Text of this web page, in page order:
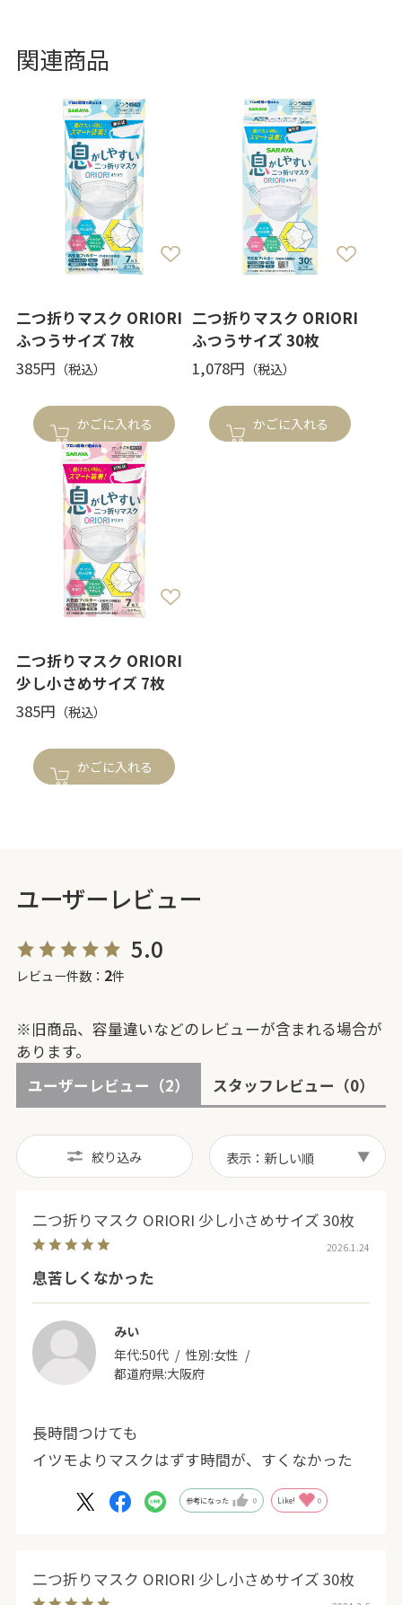
関連商品
二つ折りマスク ORIORI
ふつうサイズ 7枚
385円
かごに入れる
二つ折りマスク ORIORI
ふつうサイズ 30枚
1,078円
かごに入れる
二つ折りマスク ORIORI
少し小さめサイズ 7枚
385円
かごに入れる
ユーザーレビュー
5.0
レビュー件数： 2件
※旧商品、容量違いなどのレビューが含まれる場合が
あります。
ユーザーレビュー （2） スタッフレビュー （0）
絞り込み 表示：新しい順
二つ折りマスク ORIORI 少し小さめサイズ 30枚
2026.1.24
息苦しくなかった
みい
年代:50代 性別:女性
都道府県:大阪府
長時間つけても
イツモよりマスクはずす時間が、すくなかった
参考になった 0 Like! 0
二つ折りマスク ORIORI 少し小さめサイズ 30枚